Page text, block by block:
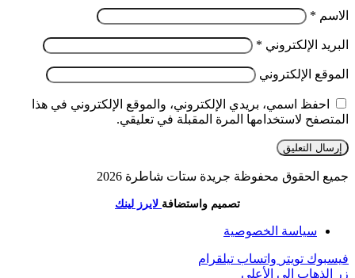
الاسم *
البريد الإلكتروني *
الموقع الإلكتروني
احفظ اسمي، بريدي الإلكتروني، والموقع الإلكتروني في هذا
المتصفح لاستخدامها المرة المقبلة في تعليقي.
جميع الحقوق محفوظة جريدة ستات شاطرة 2026
تصميم واستضافة لايرز لينك
سياسة الخصوصية
فيسبوك تويتر واتساب تيلقرام
زر الذهاب إلى الأعلى